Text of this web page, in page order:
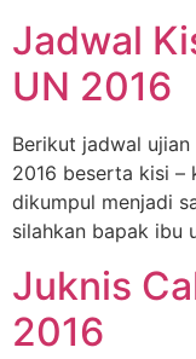
Jadwal
UN 2016
Berikut jadwal
2016 beserta kisi –
dikumpul menjadi
silahkan bapak ibu
Juknis
2016